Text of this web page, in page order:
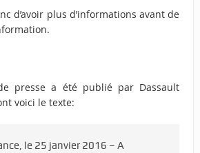
d’avoir plus d’informations avant de
presse a été publié par Dassault
voici le texte:
le 25 janvier 2016 – A